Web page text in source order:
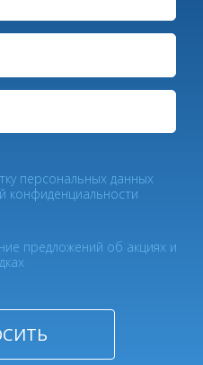
персональных данных
конфиденциальности
предложений об акциях и